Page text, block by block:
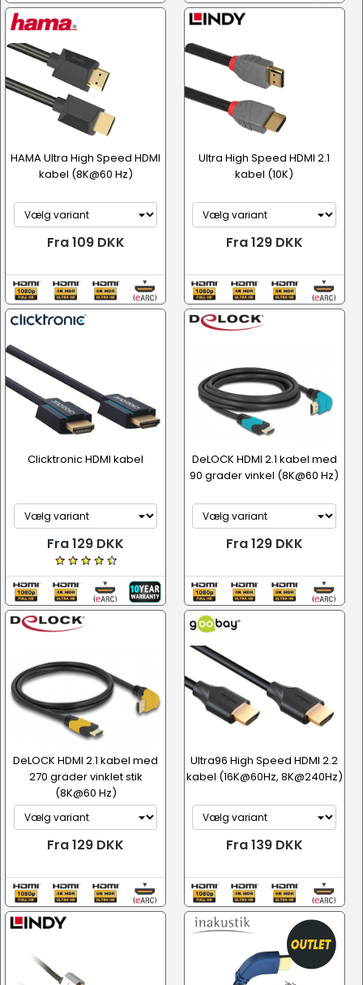
HAMA Ultra High Speed HDMI
kabel (8K@60 Hz)
Fra 109 DKK
Ultra High Speed HDMI 2.1
kabel (10K)
Fra 129 DKK
Clicktronic HDMI kabel
Fra 129 DKK
DeLOCK HDMI 2.1 kabel med
90 grader vinkel (8K@60 Hz)
Fra 129 DKK
DeLOCK HDMI 2.1 kabel med
270 grader vinklet stik
(8K@60 Hz)
Fra 129 DKK
Ultra96 High Speed HDMI 2.2
kabel (16K@60Hz, 8K@240Hz)
Fra 139 DKK